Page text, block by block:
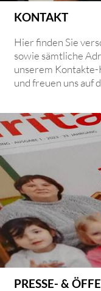
KONTAKT
Hier finden Sie
sowie sämtliche
unserem
und freuen uns auf
PRESSE- &